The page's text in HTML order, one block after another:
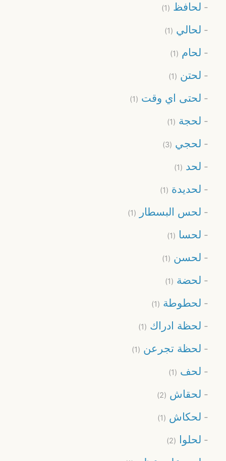
لحافظ (1)
لحالي (1)
لحام (1)
لحتن (1)
لحتى اي وقت (1)
لحجة (1)
لحجي (3)
لحد (1)
لحديدة (1)
لحس البسطار (1)
لحسا (1)
لحسن (1)
لحضة (1)
لحطوطة (1)
لحظة ادراك (1)
لحظة تجرعن (1)
لحف (1)
لحقاش (2)
لحكاش (1)
لحلوا (2)